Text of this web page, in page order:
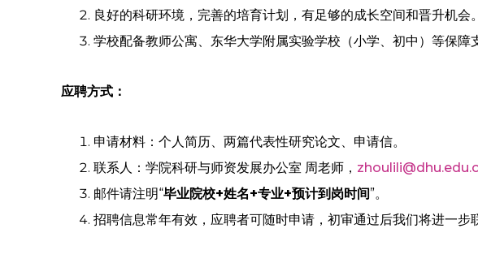
良好的科研环境，完善的培育计划，有足够的成长空间和晋升机会。
学校配备教师公寓、东华大学附属实验学校（小学、初中）等保障
应聘方式：
申请材料：个人简历、两篇代表性研究论文、申请信。
联系人：学院科研与师资发展办公室 周老师，
邮件请注明“毕业院校+姓名+专业+预计到岗时间”。
招聘信息常年有效，应聘者可随时申请，初审通过后我们将进一步